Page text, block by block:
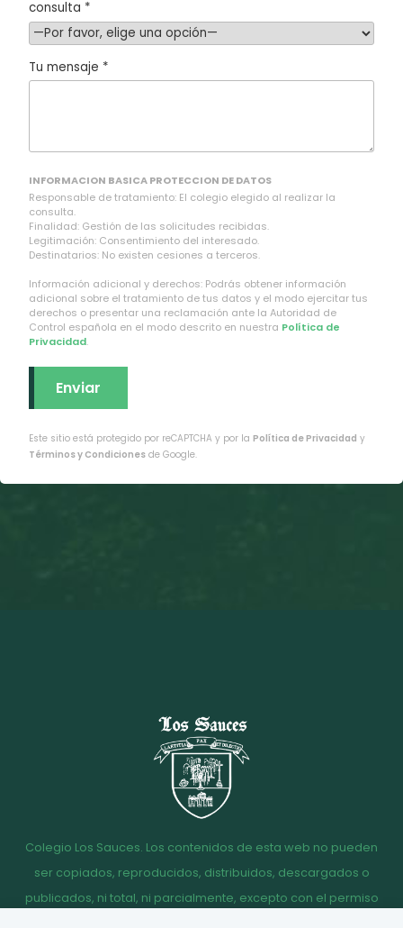
consulta *
Tu mensaje *
INFORMACION BASICA PROTECCION DE DATOS
Responsable de tratamiento: El colegio elegido al realizar la
consulta.
Finalidad: Gestión de las solicitudes recibidas.
Legitimación: Consentimiento del interesado.
Destinatarios: No existen cesiones a terceros.
Información adicional y derechos: Podrás obtener información
adicional sobre el tratamiento de tus datos y el modo ejercitar tus
derechos o presentar una reclamación ante la Autoridad de
Control española en el modo descrito en nuestra Política de
Privacidad.
Este sitio está protegido por reCAPTCHA y por la Política de Privacidad y
Términos y Condiciones de Google.
Colegio Los Sauces. Los contenidos de esta web no pueden
ser copiados, reproducidos, distribuidos, descargados o
publicados, ni total, ni parcialmente, excepto con el permiso